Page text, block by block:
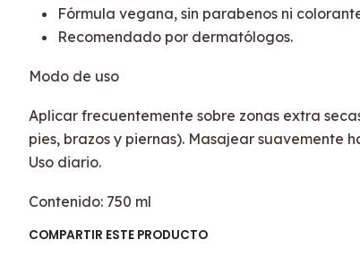
Fórmula vegana, sin parabenos ni
Recomendado por dermatólogos.
Modo de uso
Aplicar frecuentemente sobre zonas extra
pies, brazos y piernas). Masajear suavemente
Uso diario.
Contenido: 750 ml
COMPARTIR ESTE PRODUCTO